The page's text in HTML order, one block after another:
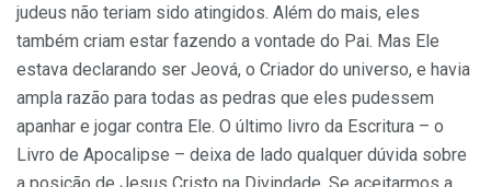
judeus não teriam sido atingidos. Além do mais, eles
também criam estar fazendo a vontade do Pai. Mas Ele
estava declarando ser Jeová, o Criador do universo, e havia
ampla razão para todas as pedras que eles pudessem
apanhar e jogar contra Ele. O último livro da Escritura – o
Livro de Apocalipse – deixa de lado qualquer dúvida sobre